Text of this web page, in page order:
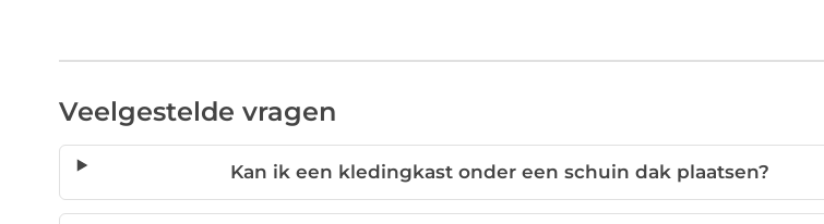
Veelgestelde vragen
Kan ik een kledingkast onder een schuin dak plaatsen?